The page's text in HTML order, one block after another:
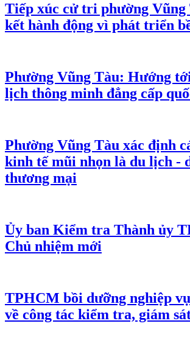
Tiếp xúc cử tri phường Vũng
kết hành động vì phát triển
Phường Vũng Tàu: Hướng
lịch thông minh đẳng cấp
Phường Vũng Tàu xác định
kinh tế mũi nhọn là du lịch -
thương mại
Ủy ban Kiểm tra Thành ủy
Chủ nhiệm mới
TPHCM bồi dưỡng nghiệp
về công tác kiểm tra, giám